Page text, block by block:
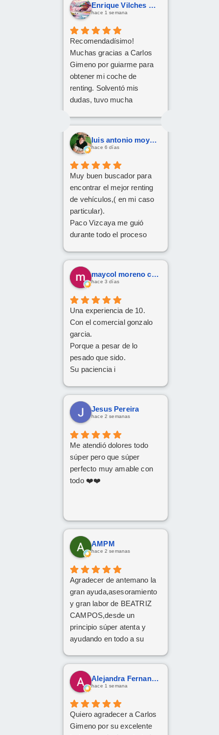
Enrique Vilches García
hace 1 semana
Recomendadísimo!
Muchas gracias a Carlos
Gimeno por guiarme para
obtener mi coche de
renting. Solventó mis
dudas, tuvo mucha
encantado. Gracias Carlos!
luis antonio moya fernandez
hace 6 días
Muy buen buscador para
encontrar el mejor renting
de vehículos,( en mi caso
particular).
Paco Vizcaya me guió
durante todo el proceso
Formentor al mejor precio.
Ahora a esperar la entrega
que esperamos sea lo más
maycol moreno cuervo
hace 3 días
Una experiencia de 10.
Con el comercial gonzalo
garcia.
Porque a pesar de lo
pesado que sido.
Su paciencia i
Han cumplido el sueño de
mi familia
De tener el coche deseado.
cordial
personas asi.
Jesus Pereira
hace 2 semanas
Me atendió dolores todo
súper pero que súper
perfecto muy amable con
todo ❤️❤️
AMPM
hace 2 semanas
Agradecer de antemano la
gran ayuda,asesoramiento
y gran labor de BEATRIZ
CAMPOS,desde un
principio súper atenta y
ayudando en todo a su
recomendable,grandes
profesionales
Alejandra Fernandez
hace 1 semana
Quiero agradecer a Carlos
Gimeno por su excelente